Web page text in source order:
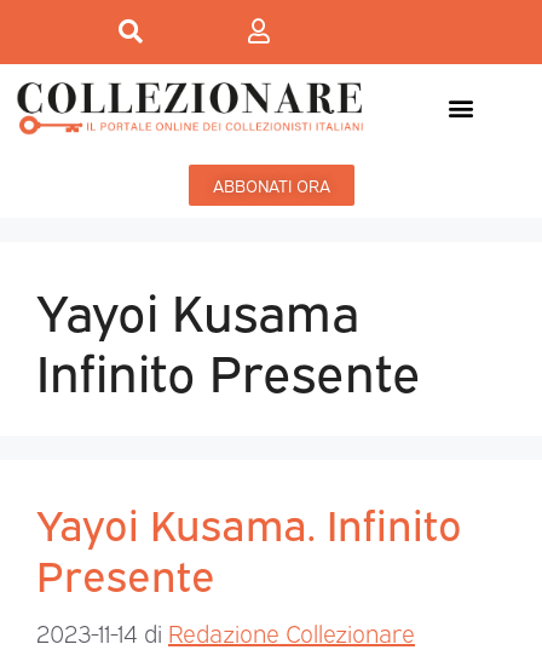
ABBONATI ORA
Yayoi Kusama
Infinito Presente
Yayoi Kusama. Infinito
Presente
2023-11-14 di Redazione Collezionare